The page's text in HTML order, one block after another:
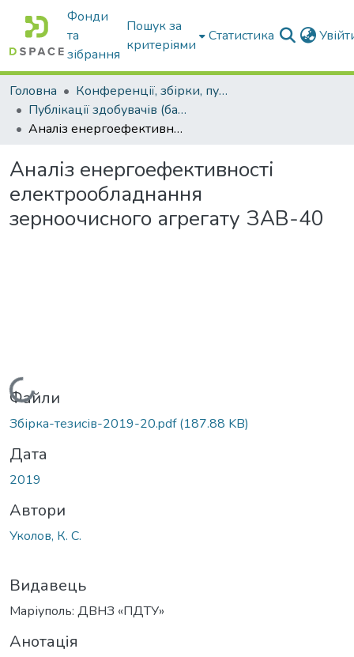
Фонди
та
зібрання
Пошук за
критеріями
Статистика
Головна
Конференції, збірки, публікації молодих вчених і здобувачів : магістрів, бакалаврів, аспірантів.
Публікації здобувачів (бакалаврів. магістрів, аспірантів)
Аналіз енергоефективності електрообладнання зерноочисного агрегату ЗАВ-40
Аналіз енергоефективності
електрообладнання
зерноочисного агрегату ЗАВ-40
Вантажиться...
Файли
Збірка-тезисів-2019-20.pdf(187.88 KB)
Дата
2019
Автори
Уколов, К. С.
Видавець
Маріуполь: ДВНЗ «ПДТУ»
Анотація